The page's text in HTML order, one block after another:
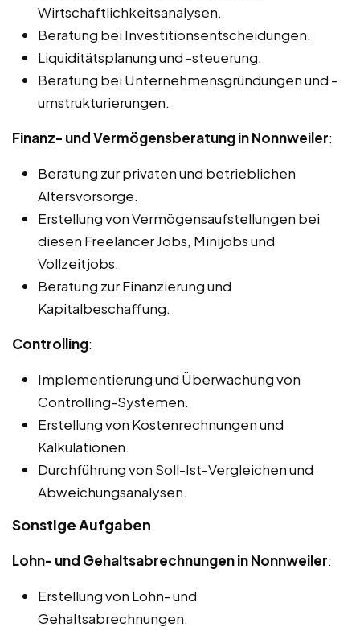
Wirtschaftlichkeitsanalysen.
Beratung bei Investitionsentscheidungen.
Liquiditätsplanung und -steuerung.
Beratung bei Unternehmensgründungen und -
umstrukturierungen.
Finanz- und Vermögensberatung in Nonnweiler:
Beratung zur privaten und betrieblichen
Altersvorsorge.
Erstellung von Vermögensaufstellungen bei
diesen Freelancer Jobs, Minijobs und
Vollzeitjobs.
Beratung zur Finanzierung und
Kapitalbeschaffung.
Controlling:
Implementierung und Überwachung von
Controlling-Systemen.
Erstellung von Kostenrechnungen und
Kalkulationen.
Durchführung von Soll-Ist-Vergleichen und
Abweichungsanalysen.
Sonstige Aufgaben
Lohn- und Gehaltsabrechnungen in Nonnweiler:
Erstellung von Lohn- und
Gehaltsabrechnungen.